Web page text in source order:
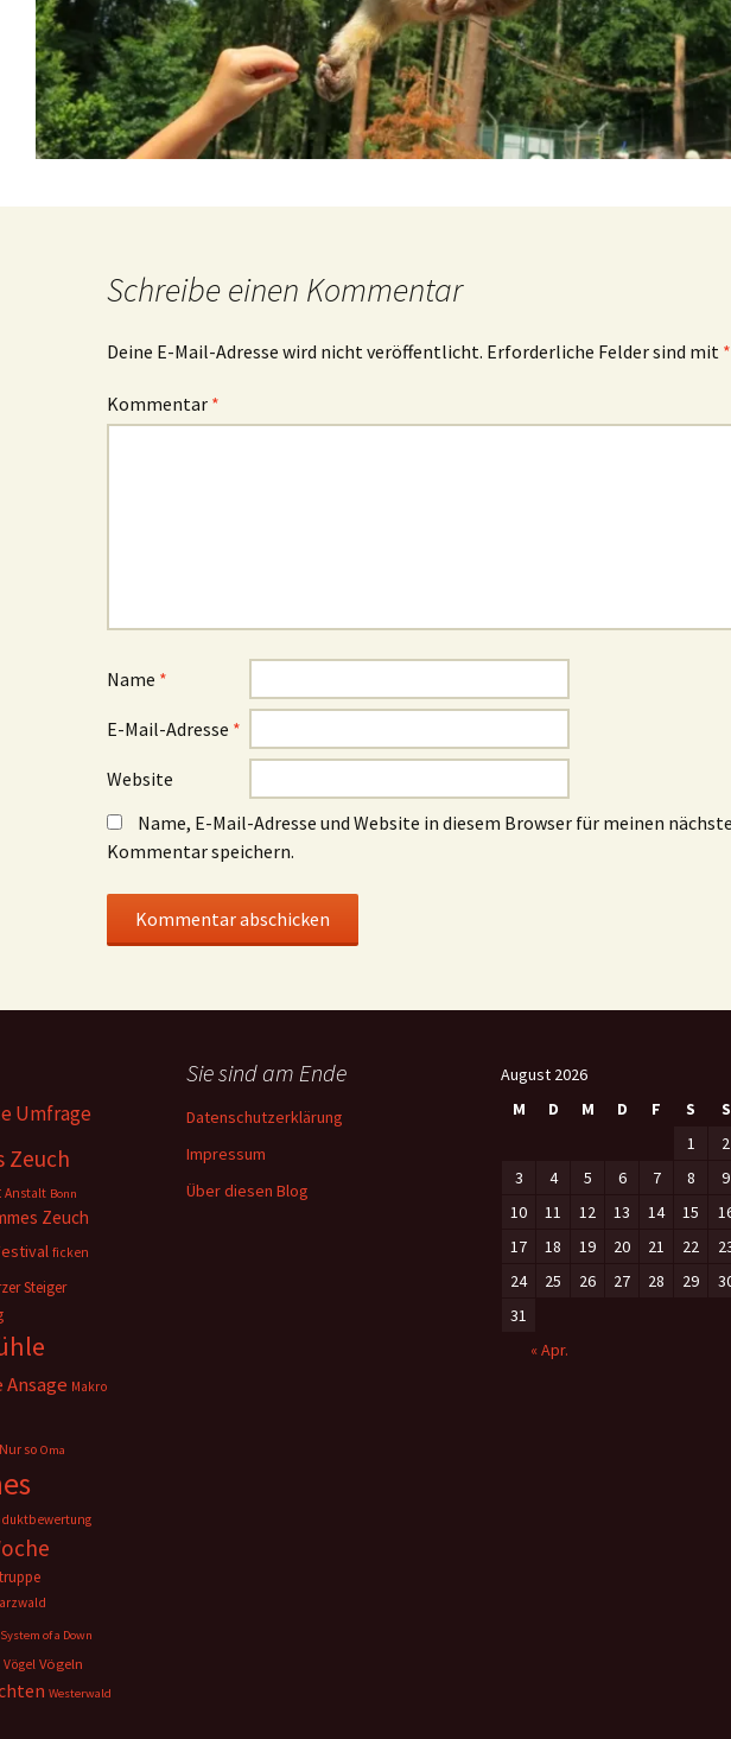
Schreibe einen Kommentar
Deine E-Mail-Adresse wird nicht veröffentlicht. Erforderliche Felder sind mit *
Kommentar *
Name *
E-Mail-Adresse *
Website
Name, E-Mail-Adresse und Website in diesem Browser für meinen
Kommentar speichern.
Umfrage
Zeuch
Anstalt Bonn
Zeuch
ficken
Steiger
Ansage Makro
Nur so Oma
System of a Down
Vögel Vögeln
Westerwald
Sie sind am Ende
Datenschutzerklärung
Impressum
Über diesen Blog
August 2026
M
D M D F S
S
1
2
3
4 5 6 7 8
9
10
11 12 13 14 15
17
18 19 20 21 22
24
25 26 27 28 29
31
« Apr.